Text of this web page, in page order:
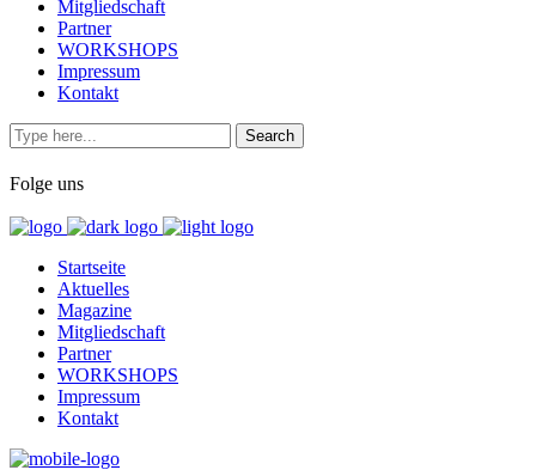
Mitgliedschaft
Partner
WORKSHOPS
Impressum
Kontakt
Folge uns
Startseite
Aktuelles
Magazine
Mitgliedschaft
Partner
WORKSHOPS
Impressum
Kontakt